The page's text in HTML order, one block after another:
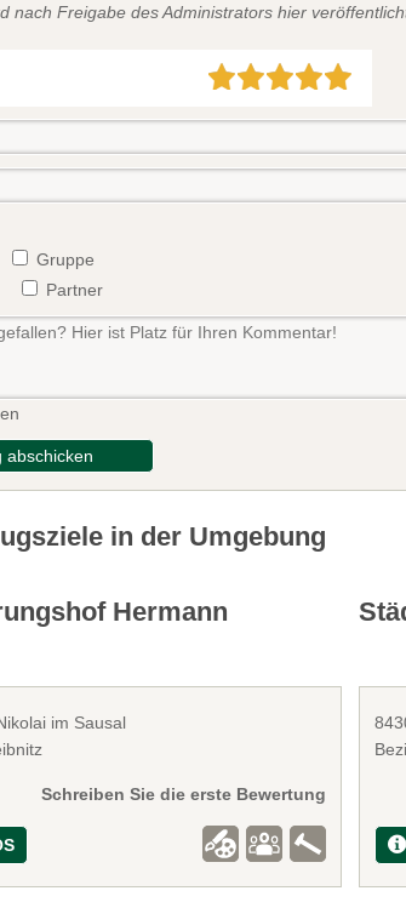
nach Freigabe des Administrators hier
Gruppe
Partner
abschicken
in der Umgebung
Hermann
im Sausal
Schreiben Sie die erste Bewertung